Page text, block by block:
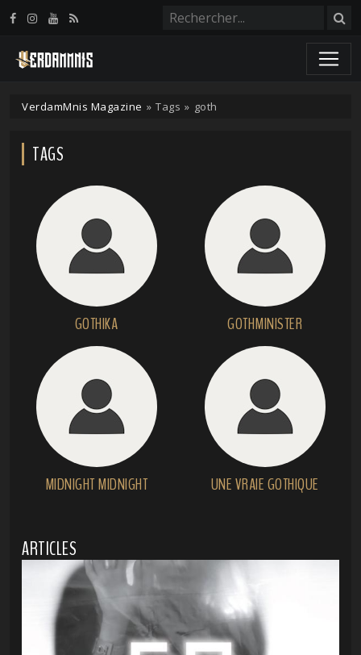
VerdamMnis Magazine » Tags » goth
TAGS
GOTHIKA GOTHMINISTER
MIDNIGHT MIDNIGHT UNE VRAIE GOTHIQUE
ARTICLES
Panneau de gestion des cookies